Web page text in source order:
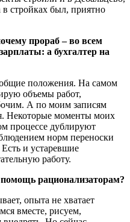
стройках был, приятно
прораб – во всем
а бухгалтер на
положения. На самом
объемы работ,
А по моим записям
Некоторые моменты моих
процессе дублируют
норм переноски
и устаревшие
работу.
рационализаторам?
опыта не хватает
вместе, рисуем,